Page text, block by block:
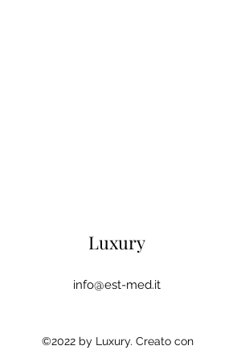
Luxury
info@est-med.it
©2022 by Luxury. Creato con